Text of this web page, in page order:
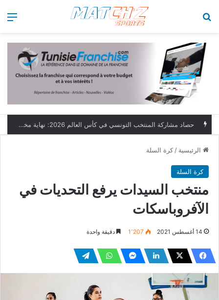
الرئيسية / كرة السلة
كرة السلة
منتخب السيدات يرفع التحديات في
الآفروباسكات
14 أغسطس 2021 1٬207 دقيقة واحدة